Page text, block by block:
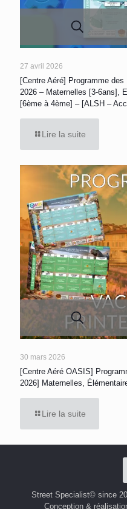
27 avril 2026
[Centre Aéré] Programme
2026 – Maternelles [3-6ans],
[6ème à 4ème] – [ALSH –
Lire la suite
30 mars 2026
[Centre Aéré OASIS]
2026] Maternelles,
Lire la suite
Street Specialist© since
Conception &